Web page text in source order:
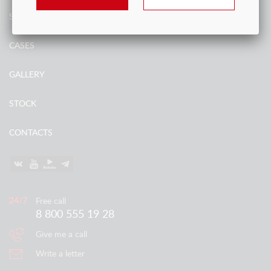
SERVICES
CASES
GALLERY
STOCK
CONTACTS
Free call
8 800 555 19 28
Give me a call
Write a letter